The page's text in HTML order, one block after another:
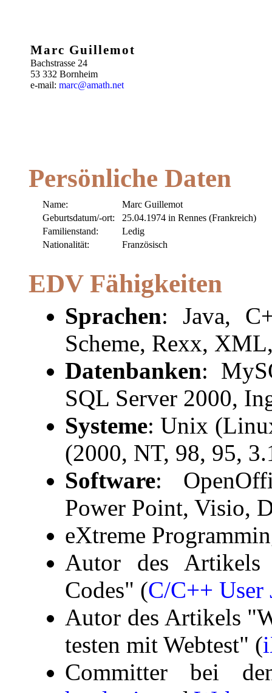
Marc Guillemot
Bachstrasse 24
53 332 Bornheim
e-mail: marc@amath.net
Persönliche Daten
Name:
Marc Guillemot
Geburtsdatum/-ort:
25.04.1974 in Rennes (Frankreich)
Familienstand:
Ledig
Nationalität:
Französisch
EDV Fähigkeiten
Sprachen: Java,
Scheme, Rexx,
Datenbanken:
SQL Server 2000,
Systeme: Unix
(2000, NT, 98, 95,
Software:
Power Point, Visio,
eXtreme
Autor des Artikels
Codes" (C/C++ User
Autor des Artikels
testen mit Webtest" (
Committer bei